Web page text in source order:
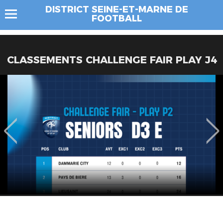
DISTRICT SEINE-ET-MARNE DE
FOOTBALL
CLASSEMENTS CHALLENGE FAIR PLAY J4